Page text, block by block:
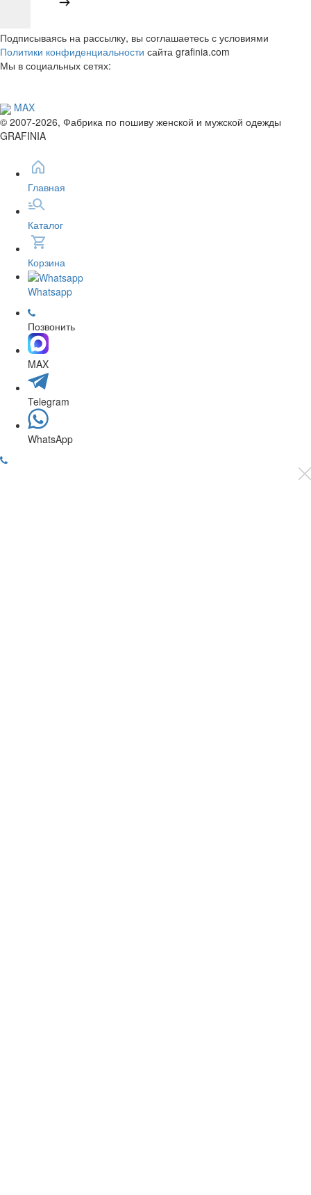
Подписываясь на рассылку, вы соглашаетесь с условиями
Политики конфиденциальности сайта grafinia.com
Мы в социальных сетях:
MAX
© 2007-2026, Фабрика по пошиву женской и мужской одежды
GRAFINIA
Главная
Каталог
Корзина
Whatsapp
Позвонить
MAX
Telegram
WhatsApp